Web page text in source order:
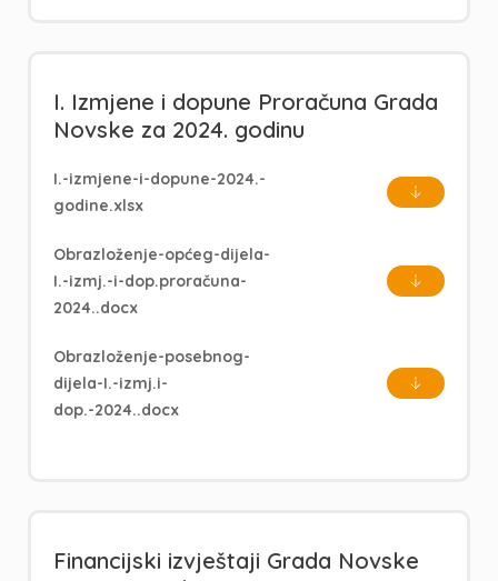
I. Izmjene i dopune Proračuna Grada
Novske za 2024. godinu
I.-izmjene-i-dopune-2024.-
godine.xlsx
Obrazloženje-općeg-dijela-
I.-izmj.-i-dop.proračuna-
2024..docx
Obrazloženje-posebnog-
dijela-I.-izmj.i-
dop.-2024..docx
Financijski izvještaji Grada Novske